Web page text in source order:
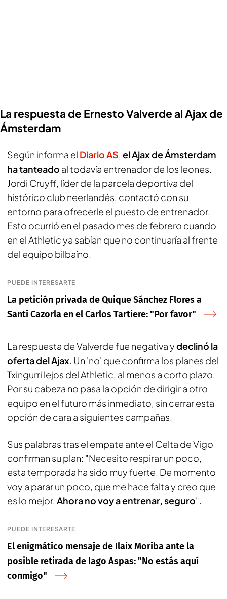
La respuesta de Ernesto Valverde al Ajax de
Ámsterdam
Según informa el Diario AS, el Ajax de Ámsterdam
ha tanteado al todavía entrenador de los leones.
Jordi Cruyff, líder de la parcela deportiva del
histórico club neerlandés, contactó con su
entorno para ofrecerle el puesto de entrenador.
Esto ocurrió en el pasado mes de febrero cuando
en el Athletic ya sabían que no continuaría al frente
del equipo bilbaíno.
PUEDE INTERESARTE
La petición privada de Quique Sánchez Flores a
Santi Cazorla en el Carlos Tartiere: "Por favor"
La respuesta de Valverde fue negativa ydeclinó la
oferta del Ajax. Un 'no' que confirma los planes del
Txingurri lejos del Athletic, al menos a corto plazo.
Por su cabeza no pasa la opción de dirigir a otro
equipo en el futuro más inmediato, sin cerrar esta
opción de cara a siguientes campañas.
Sus palabras tras el empate ante el Celta de Vigo
confirman su plan: "Necesito respirar un poco,
esta temporada ha sido muy fuerte. De momento
voy a parar un poco, que me hace falta y creo que
es lo mejor. Ahora no voy a entrenar, seguro".
PUEDE INTERESARTE
El enigmático mensaje de Ilaix Moriba ante la
posible retirada de Iago Aspas: "No estás aquí
conmigo"